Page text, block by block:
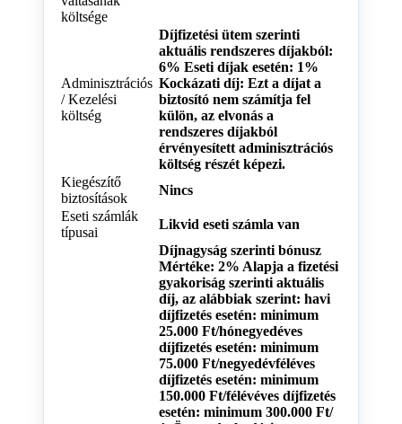
költsége
Adminisztrációs
/ Kezelési
költség
Díjfizetési ütem szerinti
aktuális rendszeres díjakból:
6% Eseti díjak esetén: 1%
Kockázati díj: Ezt a díjat a
biztosító nem számítja fel
külön, az elvonás a
rendszeres díjakból
érvényesített adminisztrációs
költség részét képezi.
Kiegészítő
biztosítások
Nincs
Eseti számlák
típusai
Likvid eseti számla van
Díjnagyság szerinti bónusz
Mértéke: 2% Alapja a fizetési
gyakoriság szerinti aktuális
díj, az alábbiak szerint: havi
díjfizetés esetén: minimum
25.000 Ft/hónegyedéves
díjfizetés esetén: minimum
75.000 Ft/negyedévféléves
díjfizetés esetén: minimum
150.000 Ft/félévéves díjfizetés
esetén: minimum 300.000 Ft/